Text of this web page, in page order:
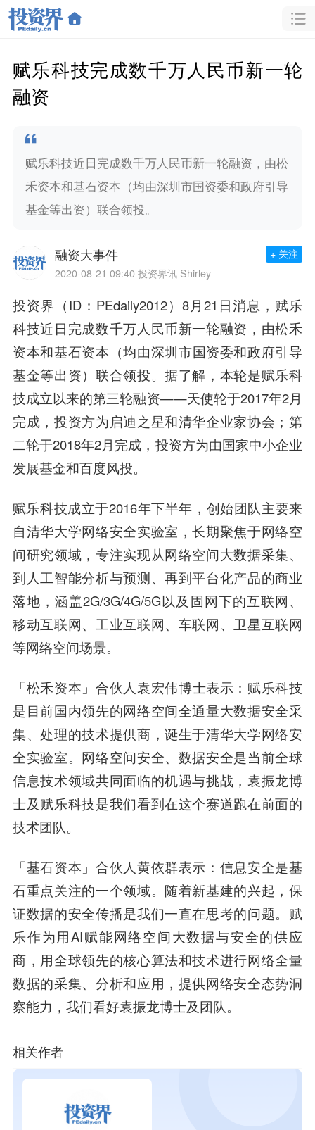
赋乐科技完成数千万人民币新一轮
融资
赋乐科技近日完成数千万人民币新一轮融资，由松
禾资本和基石资本（均由深圳市国资委和政府引导
基金等出资）联合领投。
融资大事件
2020-08-21 09:40 投资界讯 Shirley
+ 关注
投资界（ID：PEdaily2012）8月21日消息，赋乐
科技近日完成数千万人民币新一轮融资，由松禾
资本和基石资本 （均由深圳市国资委和政府引导
基金等出资）联合领投。据了解，本轮是赋乐科
技成立以来的第三轮融资——天使轮于2017年2月
完成，投资方为启迪之星和清华企业家协会；第
二轮于2018年2月完成，投资方为由国家中小企业
发展基金和百度风投。
赋乐科技成立于2016年下半年，创始团队主要来
自清华大学网络安全实验室，长期聚焦于网络空
间研究领域，专注实现从网络空间大数据采集、
到人工智能分析与预测、再到平台化产品的商业
落地，涵盖2G/3G/4G/5G以及固网下的互联网、
移动互联网、工业互联网、车联网、卫星互联网
等网络空间场景。
「松禾资本」 合伙人 袁宏伟博士表示：赋乐科技
是目前国内领先的网络空间全通量大数据安全采
集、处理的技术提供商，诞生于清华大学网络安
全实验室。网络空间安全、数据安全是当前全球
信息技术领域共同面临的机遇与挑战，袁振龙博
士及赋乐科技是我们看到在这个赛道跑在前面的
技术团队。
「基石资本」合伙人黄依群表示：信息安全是基
石重点关注的一个领域。随着新基建的兴起，保
证数据的安全传播是我们一直在思考的问题。赋
乐作为用AI赋能网络空间大数据与安全的供应
商，用全球领先的核心算法和技术进行网络全量
数据的采集、分析和应用，提供网络安全态势洞
察能力，我们看好袁振龙博士及团队。
相关作者